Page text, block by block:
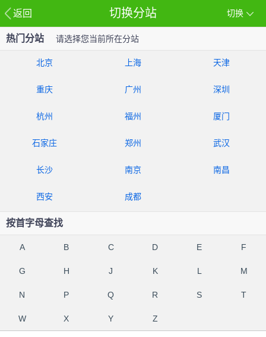
返回 切换
切换分站
热门分站 请选择您当前所在分站
北京 上海 天津
重庆 广州 深圳
杭州 福州 厦门
石家庄 郑州 武汉
长沙 南京 南昌
西安 成都
按首字母查找
A B C D E F
G H J K L M
N P Q R S T
W X Y Z